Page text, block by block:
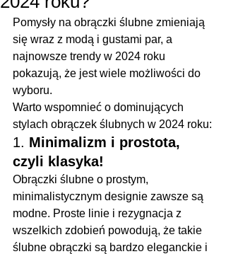
Pomysły na obrączki ślubne zmieniają
się wraz z modą i gustami par, a
najnowsze trendy w 2024 roku
pokazują, że jest wiele możliwości do
wyboru.
Warto wspomnieć o dominujących
stylach obrączek ślubnych w 2024 roku:
1. Minimalizm i prostota,
czyli klasyka!
Obrączki ślubne o prostym,
minimalistycznym designie zawsze są
modne. Proste linie i rezygnacja z
wszelkich zdobień powodują, że takie
ślubne obrączki są bardzo eleganckie i